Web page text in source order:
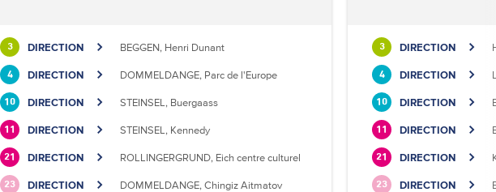
3 DIRECTION BEGGEN, Henri Dunant
4 DIRECTION DOMMELDANGE, Parc de l'Europe
10 DIRECTION STEINSEL, Buergaass
11 DIRECTION STEINSEL, Kennedy
21 DIRECTION ROLLINGERGRUND, Eich centre culturel
23 DIRECTION DOMMELDANGE, Chingiz Aitmatov
3 DIRECTION
4 DIRECTION
10 DIRECTION
11 DIRECTION
21 DIRECTION
23 DIRECTION